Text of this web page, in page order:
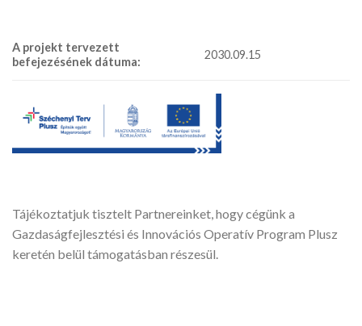
A projekt tervezett
befejezésének dátuma:
2030.09.15
Tájékoztatjuk tisztelt Partnereinket, hogy cégünk a
Gazdaságfejlesztési és Innovációs Operatív Program Plusz
keretén belül támogatásban részesül.